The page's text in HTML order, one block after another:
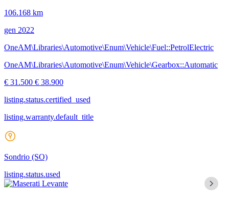
106.168 km
gen 2022
OneAM\Libraries\Automotive\Enum\Vehicle\Fuel::PetrolElectric
OneAM\Libraries\Automotive\Enum\Vehicle\Gearbox::Automatic
€ 31.500 € 38.900
listing.status.certified_used
listing.warranty.default_title
Sondrio (SO)
listing.status.used